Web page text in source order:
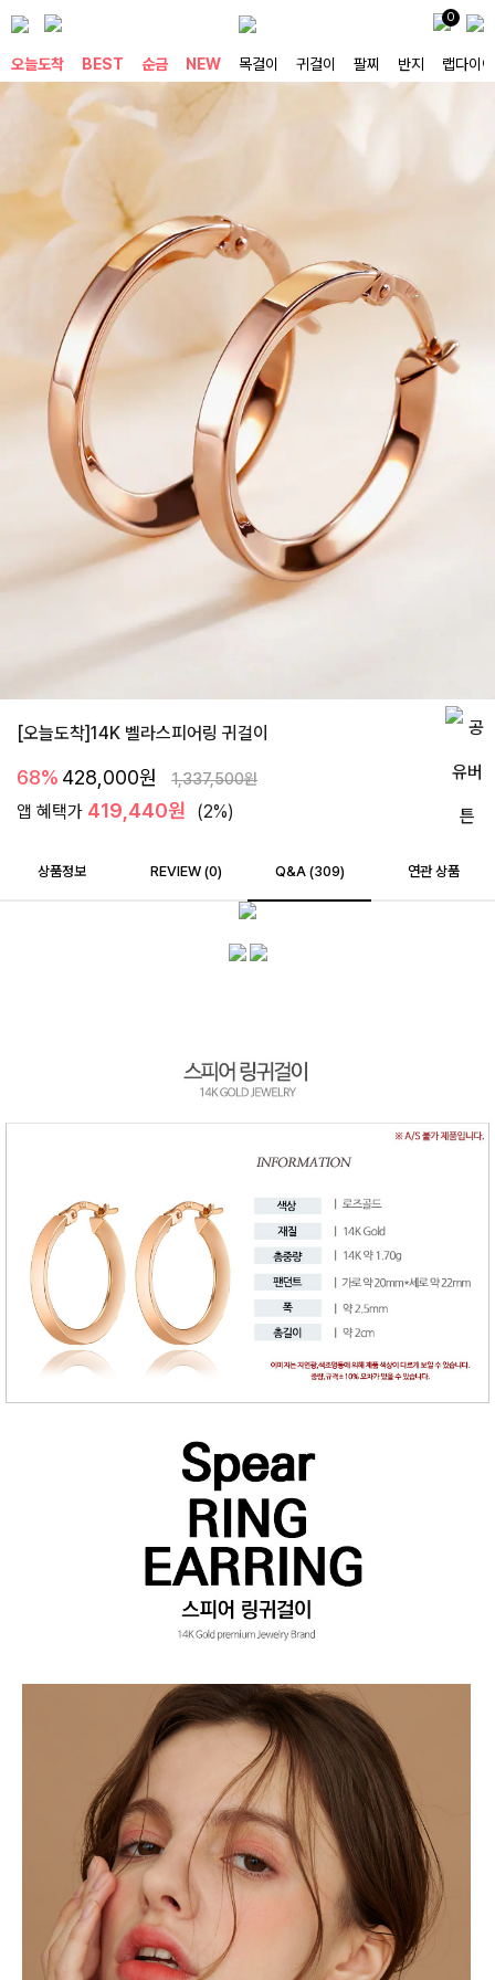
0
오늘도착 BEST 순금 NEW 목걸이 귀걸이 팔찌 반지 랩다이아
[오늘도착]14K 벨라스피어링 귀걸이
68% 428,000원 1,337,500원
앱 혜택가 419,440원 (2%)
상품정보 REVIEW (0) Q&A (309) 연관 상품